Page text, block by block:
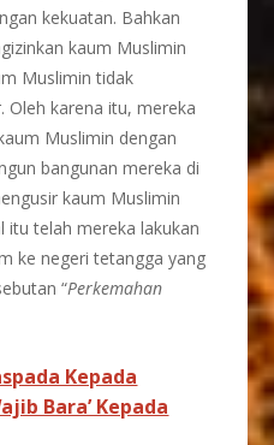
kekuatan. Bahkan
kaum Muslimin
Muslimin tidak
Oleh karena itu, mereka
Muslimin dengan
bangunan mereka di
kaum Muslimin
itu telah mereka lakukan
ke negeri tetangga yang
“Perkemahan
Kepada
Bara’ Kepada